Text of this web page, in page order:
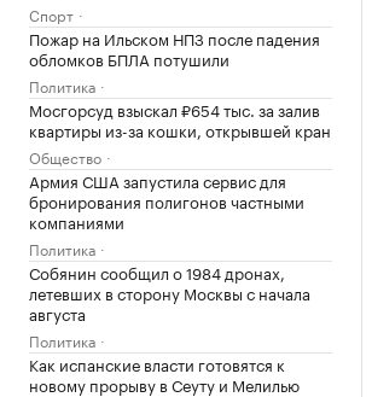
Спорт
Пожар на Ильском НПЗ после падения
обломков БПЛА потушили
Политика
Мосгорсуд взыскал ₽654 тыс. за залив
квартиры из-за кошки, открывшей кран
Общество
Армия США запустила сервис для
бронирования полигонов частными
компаниями
Политика
Собянин сообщил о 1984 дронах,
летевших в сторону Москвы с начала
августа
Политика
Как испанские власти готовятся к
новому прорыву в Сеуту и Мелилью